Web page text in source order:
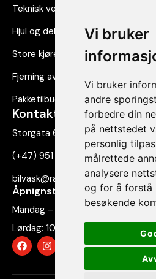
Vi bruker
Vi bruker
andre
forbedre din
på nettstedet
personlig
målrettede
analysere
og for å forstå
besøkende
Teknisk vedlikehold
Hjul og dekk
Store kjøretøy
Fjerning av dekor og folie
Pakketilbud
Kontakt oss
Storgata 69, 2830 Raufoss
(+47) 951 71 293
bilvask@raufossbilpleie.no
Åpnignstider
Mandag – Fredag: 08:00 – 18:00
Lørdag: 10:00 – 15:00